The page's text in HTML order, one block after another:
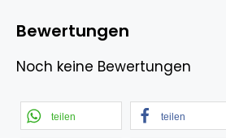
Bewertungen
Noch keine Bewertungen
teilen teilen